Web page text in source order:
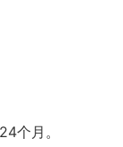
个月。